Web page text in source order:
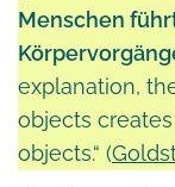
Menschen
explanation,
objects
objects.“ (